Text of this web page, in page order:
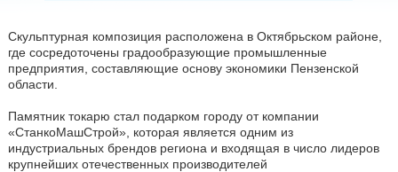
Скульптурная композиция расположена в Октябрьском районе,
где сосредоточены градообразующие промышленные
предприятия, составляющие основу экономики Пензенской
области.
Памятник токарю стал подарком городу от компании
«СтанкоМашСтрой», которая является одним из
индустриальных брендов региона и входящая в число лидеров
крупнейших отечественных производителей